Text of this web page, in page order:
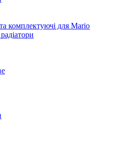
комплектуючі для Mario